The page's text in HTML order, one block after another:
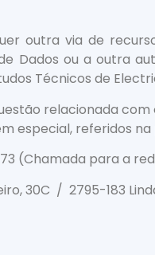
outra via de
Dados ou a outra
Técnicos de
relacionada
especial, referidos
(Chamada para a
30C / 2795-183